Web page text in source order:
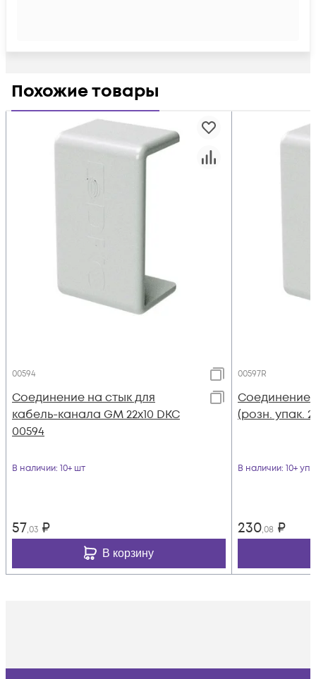
Похожие товары
00594
Соединение на стык для
кабель-канала GM 22х10 DKC
00594
В наличии: 10+ шт
57,03 ₽
В корзину
00597R
Соединение
(розн. упак.
В наличии: 10+ уп
230,08 ₽